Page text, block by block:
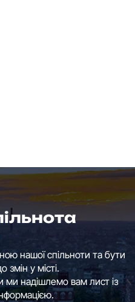
нашої спільноти та бути
у місті.
ми надішлемо вам лист із